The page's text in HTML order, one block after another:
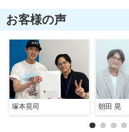
お客様の声
塚本晃司 朝田 晃